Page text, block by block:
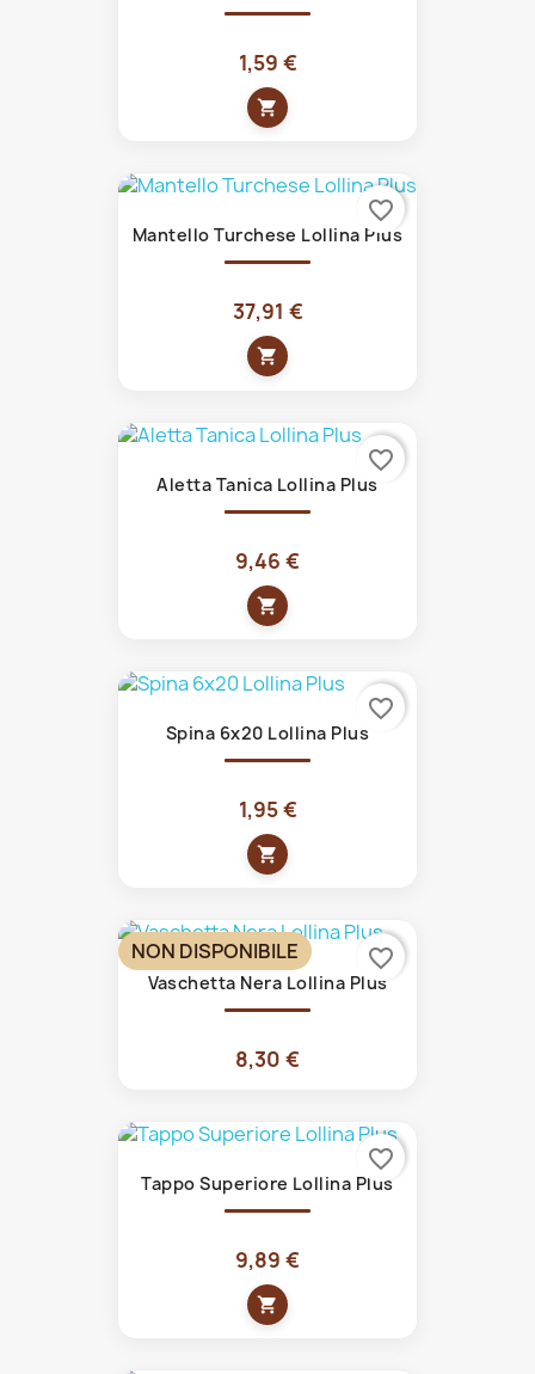
1,59 €
shopping_cart
Mantello Turchese Lollina Plus
37,91 €
shopping_cart
favorite_border
Aletta Tanica Lollina Plus
9,46 €
shopping_cart
favorite_border
Spina 6x20 Lollina Plus
1,95 €
shopping_cart
favorite_border
Vaschetta Nera Lollina Plus
8,30 €
NON DISPONIBILE favorite_border
Tappo Superiore Lollina Plus
9,89 €
shopping_cart
favorite_border